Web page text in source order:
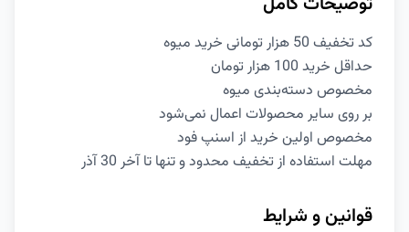
کد تخفیف 50 هزار تومانی خرید میوه
حداقل خرید 100 هزار تومان
مخصوص دسته‌بندی میوه
بر روی سایر محصولات اعمال نمی‌شود
مخصوص اولین خرید از اسنپ فود
مهلت استفاده از تخفیف محدود و تنها تا آخر 30 آذر
قوانین و شرایط